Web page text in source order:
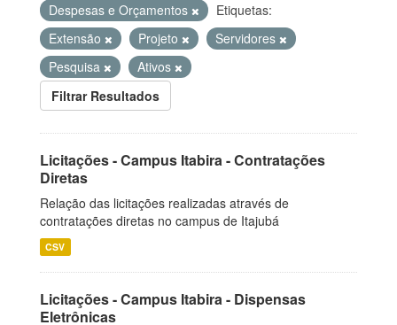
Despesas e Orçamentos
Etiquetas:
Extensão
Projeto
Servidores
Pesquisa
Ativos
Filtrar Resultados
Licitações - Campus Itabira - Contratações
Diretas
Relação das licitações realizadas através de
contratações diretas no campus de Itajubá
CSV
Licitações - Campus Itabira - Dispensas
Eletrônicas